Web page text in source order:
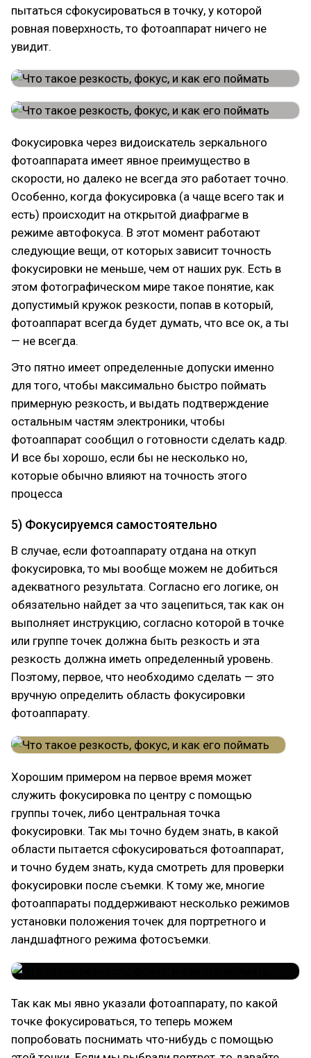
пытаться сфокусироваться в точку, у которой
ровная поверхность, то фотоаппарат ничего не
увидит.
Фокусировка через видоискатель зеркального
фотоаппарата имеет явное преимущество в
скорости, но далеко не всегда это работает точно.
Особенно, когда фокусировка (а чаще всего так и
есть) происходит на открытой диафрагме в
режиме автофокуса. В этот момент работают
следующие вещи, от которых зависит точность
фокусировки не меньше, чем от наших рук. Есть в
этом фотографическом мире такое понятие, как
допустимый кружок резкости, попав в который,
фотоаппарат всегда будет думать, что все ок, а ты
— не всегда.
Это пятно имеет определенные допуски именно
для того, чтобы максимально быстро поймать
примерную резкость, и выдать подтверждение
остальным частям электроники, чтобы
фотоаппарат сообщил о готовности сделать кадр.
И все бы хорошо, если бы не несколько но,
которые обычно влияют на точность этого
процесса
5) Фокусируемся самостоятельно
В случае, если фотоаппарату отдана на откуп
фокусировка, то мы вообще можем не добиться
адекватного результата. Согласно его логике, он
обязательно найдет за что зацепиться, так как он
выполняет инструкцию, согласно которой в точке
или группе точек должна быть резкость и эта
резкость должна иметь определенный уровень.
Поэтому, первое, что необходимо сделать — это
вручную определить область фокусировки
фотоаппарату.
Хорошим примером на первое время может
служить фокусировка по центру с помощью
группы точек, либо центральная точка
фокусировки. Так мы точно будем знать, в какой
области пытается сфокусироваться фотоаппарат,
и точно будем знать, куда смотреть для проверки
фокусировки после съемки. К тому же, многие
фотоаппараты поддерживают несколько режимов
установки положения точек для портретного и
ландшафтного режима фотосъемки.
Так как мы явно указали фотоаппарату, по какой
точке фокусироваться, то теперь можем
попробовать поснимать что-нибудь с помощью